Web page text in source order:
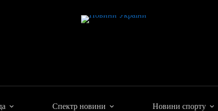
Спектр новини Новини спорту